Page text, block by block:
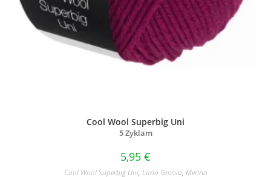
Cool Wool Superbig Uni
5 Zyklam
5,95 €
Cool Wool Superbig Uni, Lana Grossa, Merino